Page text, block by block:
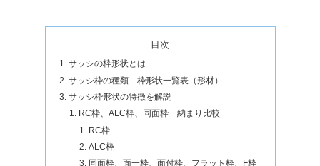
目次
サッシの枠形状とは
サッシ枠の種類 枠形状一覧表（形材）
サッシ枠形状の特徴を解説
RC枠、ALC枠、同面枠 納まり比較
RC枠
ALC枠
同面枠、面一枠、面付枠、フラット枠、F枠